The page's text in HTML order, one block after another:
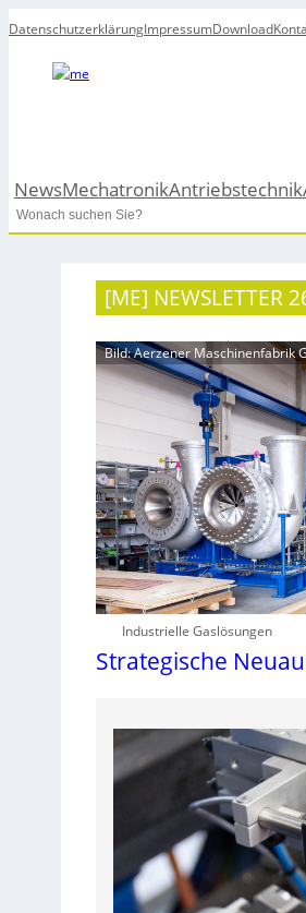
DatenschutzerklärungImpressumDownload
NewsMechatronikAntriebstechnik
Search
[ME] NEWSLETTER
Bild: Aerzener Maschinenfabrik
Industrielle Gaslösungen
Strategische